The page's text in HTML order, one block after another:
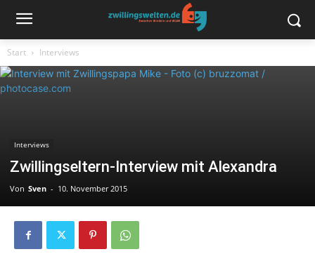
Start Interviews
Interviews
Zwillingseltern-Interview mit Alexandra
Von Sven - 10. November 2015